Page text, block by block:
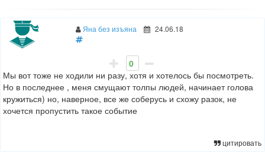
Яна без изъяна 24.06.18
0
Мы вот тоже не ходили ни разу, хотя и хотелось бы посмотреть.
Но в последнее , меня смущают толпы людей, начинает голова
кружиться) но, наверное, все же соберусь и схожу разок, не
хочется пропустить такое событие
цитировать